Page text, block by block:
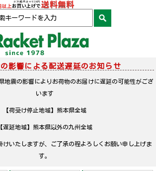
影響による配送遅延のお知らせ
地震の影響によりお荷物のお届けに遅延の可能性がござ
います
【荷受け停止地域】熊本県全域
【遅延地域】熊本県以外の九州全域
けいたしますが、ご了承の程よろしくお願い申し上げま
す。